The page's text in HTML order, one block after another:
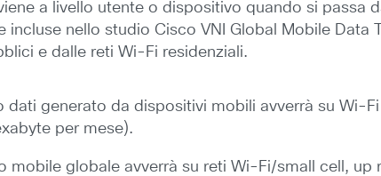
a livello utente o dispositivo quando si passa
incluse nello studio Cisco VNI Global Mobile
e dalle reti Wi-Fi residenziali.
generato da dispositivi mobili avverrà su Wi-Fi
per mese).
mobile globale avverrà su reti Wi-Fi/small cell, up